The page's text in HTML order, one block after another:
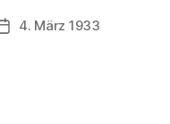
Veröffentlichungsdatum
4. März 1933